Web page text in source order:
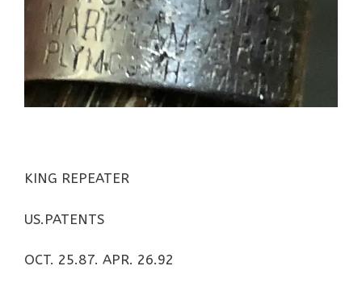
KING REPEATER
US.PATENTS
OCT. 25.87. APR. 26.92